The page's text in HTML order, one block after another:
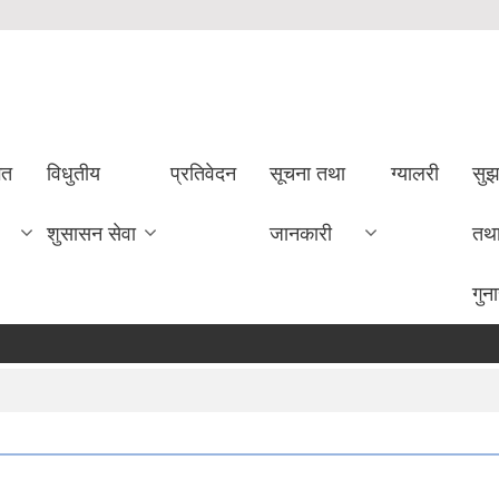
विधुतीय
शुसासन सेवा
प्रतिवेदन सूचना तथा
जानकारी
ग्यालरी